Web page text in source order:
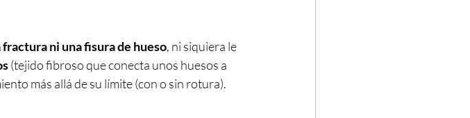
fractura ni una fisura de hueso, ni siquiera le
(tejido fibroso que conecta unos huesos a
más allá de su límite (con o sin rotura).